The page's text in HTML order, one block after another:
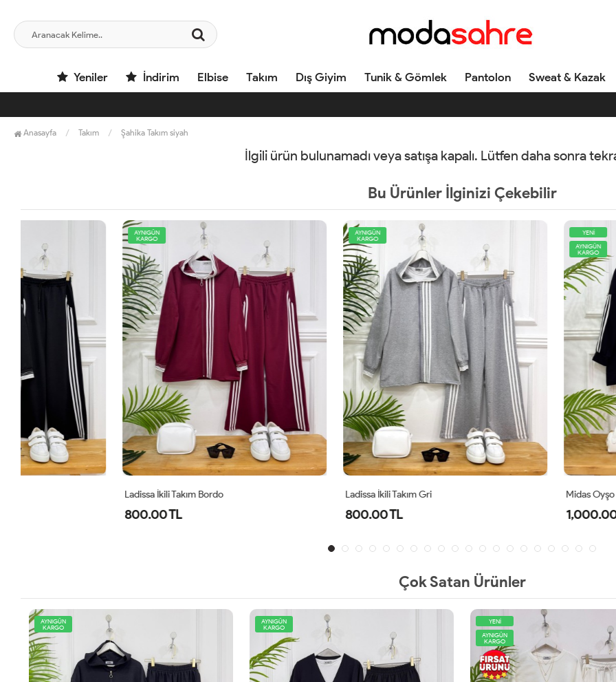
Yeniler İndirim Elbise Takım Dış Giyim Tunik & Gömlek Pantolon Sweat & Kazak
Anasayfa Takım Şahika Takım siyah
İlgili ürün bulunamadı veya satışa kapalı. Lütfen daha sonra
Bu Ürünler İlginizi Çekebilir
Ladissa İkili Takım Bordo
AYNIGÜN
KARGO
Midas Oyşo İkili Takım Siyah
Çok Satan Ürünler
AYNIGÜN
KARGO
YENİ
AYNIGÜN
KARGO
YENİ
AYNIGÜN
KARGO